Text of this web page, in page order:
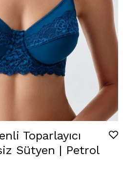
Toparlayıcı
Sütyen | Petrol